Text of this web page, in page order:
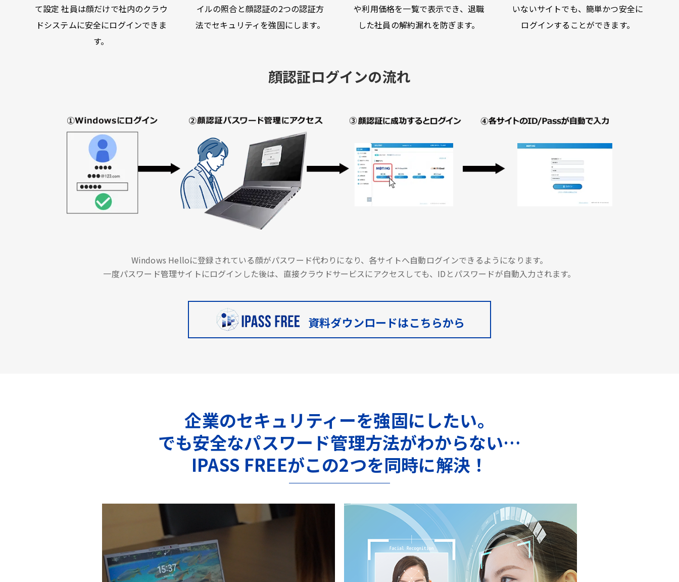
て設定 社員は顔だけで社内のクラウ
ドシステムに安全にログインできま
す。
イルの照合と顔認証の2つの認証方
法でセキュリティを強固にします。
や利用価格を一覧で表示でき、退職
した社員の解約漏れを防ぎます。
いないサイトでも、簡単かつ安全に
ログインすることができます。
顔認証ログインの流れ
Windows Helloに登録されている顔がパスワード代わりになり、各サイトへ自動ログインできるようになります。
一度パスワード管理サイトにログインした後は、直接クラウドサービスにアクセスしても、IDとパスワードが自動入力されます。
資料ダウンロードはこちらから
企業のセキュリティーを強固にしたい。
でも安全なパスワード管理方法がわからない…
IPASS FREEがこの2つを同時に解決！